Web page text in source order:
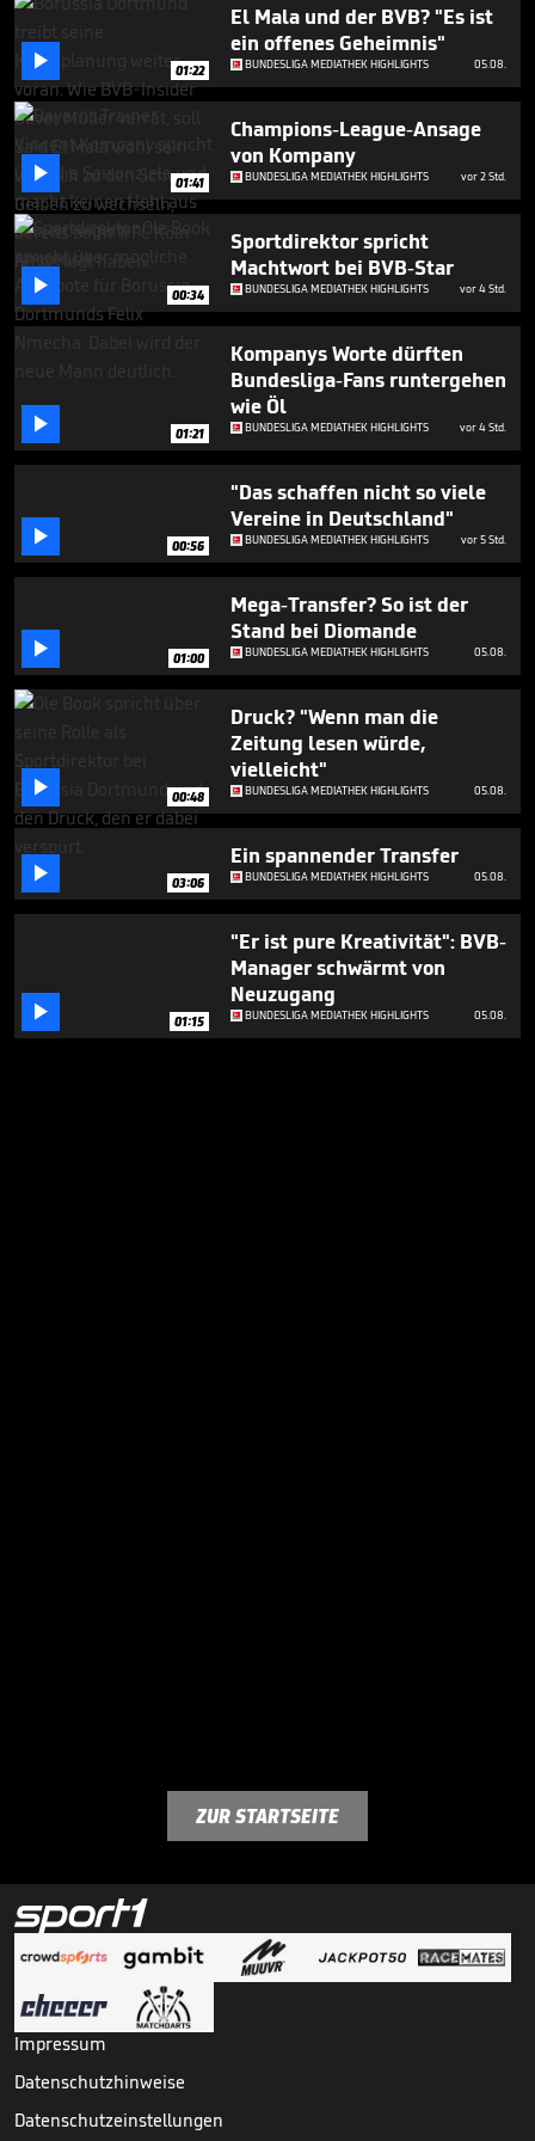
49
 01:22
El Mala und der BVB? "Es ist
ein offenes Geheimnis"
BUNDESLIGA MEDIATHEK HIGHLIGHTS 05.08.
 01:41
Champions-League-Ansage
von Kompany
BUNDESLIGA MEDIATHEK HIGHLIGHTS vor 2 Std.
 00:34
Sportdirektor spricht
Machtwort bei BVB-Star
BUNDESLIGA MEDIATHEK HIGHLIGHTS vor 4 Std.
 01:21
Kompanys Worte dürften
Bundesliga-Fans runtergehen
wie Öl
BUNDESLIGA MEDIATHEK HIGHLIGHTS vor 4 Std.
 00:56
"Das schaffen nicht so viele
Vereine in Deutschland"
BUNDESLIGA MEDIATHEK HIGHLIGHTS vor 5 Std.
 01:00
Mega-Transfer? So ist der
Stand bei Diomande
BUNDESLIGA MEDIATHEK HIGHLIGHTS 05.08.
 00:48
Druck? "Wenn man die
Zeitung lesen würde,
vielleicht"
BUNDESLIGA MEDIATHEK HIGHLIGHTS 05.08.
 03:06
Ein spannender Transfer
BUNDESLIGA MEDIATHEK HIGHLIGHTS 05.08.
 01:15
"Er ist pure Kreativität": BVB-
Manager schwärmt von
Neuzugang
BUNDESLIGA MEDIATHEK HIGHLIGHTS 05.08.
ZUR STARTSEITE
Impressum
Datenschutzhinweise
Datenschutzeinstellungen